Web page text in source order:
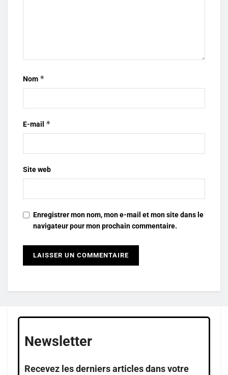
Nom *
E-mail *
Site web
Enregistrer mon nom, mon e-mail et mon site dans le
navigateur pour mon prochain commentaire.
Newsletter
Recevez les derniers articles dans votre